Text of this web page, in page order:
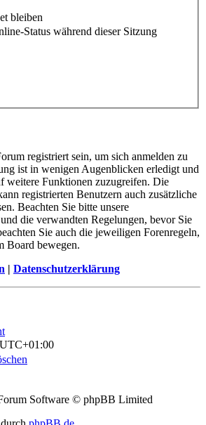
bleiben
Status während dieser Sitzung
registriert sein, um sich anmelden zu
ist in wenigen Augenblicken erledigt und
weitere Funktionen zuzugreifen. Die
registrierten Benutzern auch zusätzliche
Beachten Sie bitte unsere
die verwandten Regelungen, bevor Sie
Sie auch die jeweiligen Forenregeln,
Board bewegen.
| Datenschutzerklärung
UTC+01:00
Software © phpBB Limited